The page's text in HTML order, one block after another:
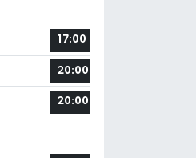
17:00
20:00
20:00